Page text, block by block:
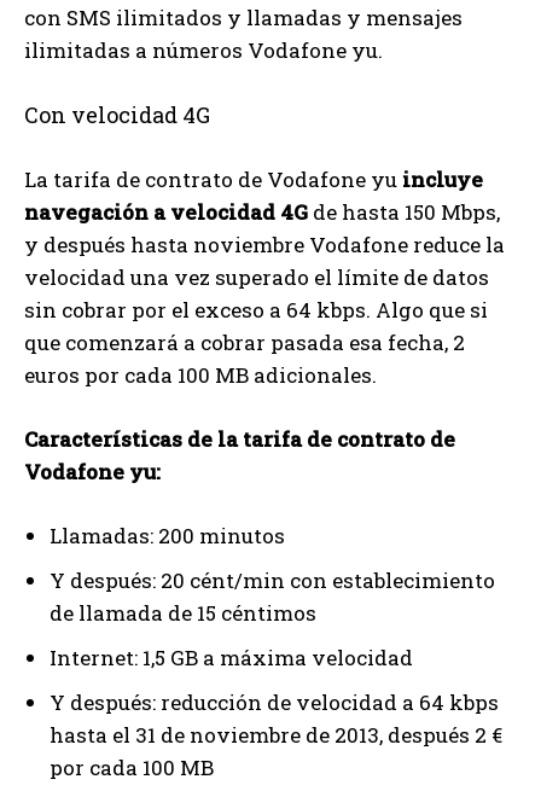
con SMS ilimitados y llamadas y mensajes
ilimitadas a números Vodafone yu.
Con velocidad 4G
La tarifa de contrato de Vodafone yu incluye
navegación a velocidad 4G de hasta 150 Mbps,
y después hasta noviembre Vodafone reduce la
velocidad una vez superado el límite de datos
sin cobrar por el exceso a 64 kbps. Algo que si
que comenzará a cobrar pasada esa fecha, 2
euros por cada 100 MB adicionales.
Características de la tarifa de contrato de
Vodafone yu:
Llamadas: 200 minutos
Y después: 20 cént/min con establecimiento
de llamada de 15 céntimos
Internet: 1,5 GB a máxima velocidad
Y después: reducción de velocidad a 64 kbps
hasta el 31 de noviembre de 2013, después 2 €
por cada 100 MB